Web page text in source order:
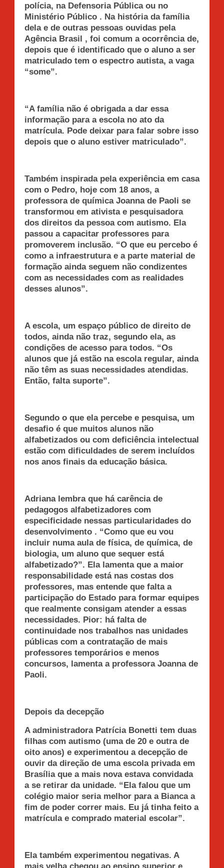
polícia, na Defensoria Pública ou no
Ministério Público . Na história da família
dela e de outras pessoas ouvidas pela
Agência Brasil , foi comum a ocorrência de,
depois que é identificado que o aluno a ser
matriculado tem o espectro autista, a vaga
“some”.
“A família não é obrigada a dar essa
informação para a escola no ato da
matrícula. Pode deixar para falar sobre isso
depois que o aluno estiver matriculado”.
Também inspirada pela experiência em casa
com o Pedro, hoje com 18 anos, a
professora de química Joanna de Paoli se
transformou em ativista e pesquisadora
dos direitos da pessoa com autismo. Ela
passou a capacitar professores para
promoverem inclusão. “O que eu percebo é
como a infraestrutura e a parte material de
formação ainda seguem não condizentes
com as necessidades com as realidades
desses alunos”.
A escola, um espaço público de direito de
todos, ainda não traz, segundo ela, as
condições de acesso para todos. “Os
alunos que já estão na escola regular, ainda
não têm as suas necessidades atendidas.
Então, falta suporte”.
Segundo o que ela percebe e pesquisa, um
desafio é que muitos alunos não
alfabetizados ou com deficiência intelectual
estão com dificuldades de serem incluídos
nos anos finais da educação básica.
Adriana lembra que há carência de
pedagogos alfabetizadores com
especificidade nessas particularidades do
desenvolvimento . “Como que eu vou
incluir numa aula de física, de química, de
biologia, um aluno que sequer está
alfabetizado?”. Ela lamenta que a maior
responsabilidade está nas costas dos
professores, mas entende que falta a
participação do Estado para formar equipes
que realmente consigam atender a essas
necessidades. Pior: há falta de
continuidade nos trabalhos nas unidades
públicas com a contratação de mais
professores temporários e menos
concursos, lamenta a professora Joanna de
Paoli.
Depois da decepção
A administradora Patrícia Bonetti tem duas
filhas com autismo (uma de 20 e outra de
oito anos) e experimentou a decepção de
ouvir da direção de uma escola privada em
Brasília que a mais nova estava convidada
a se retirar da unidade. “Ela falou que um
colégio maior seria melhor para a Bianca a
fim de poder correr mais. Eu já tinha feito a
matrícula e comprado material escolar”.
Ela também experimentou negativas. A